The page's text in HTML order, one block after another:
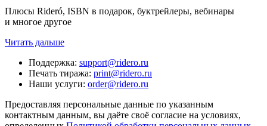
Плюсы Rideró, ISBN в подарок, буктрейлеры, вебинары
и многое другое
Читать дальше
Поддержка: support@ridero.ru
Печать тиража: print@ridero.ru
Наши услуги: order@ridero.ru
Предоставляя персональные данные по указанным
контактным данным, вы даёте своё согласие на условиях,